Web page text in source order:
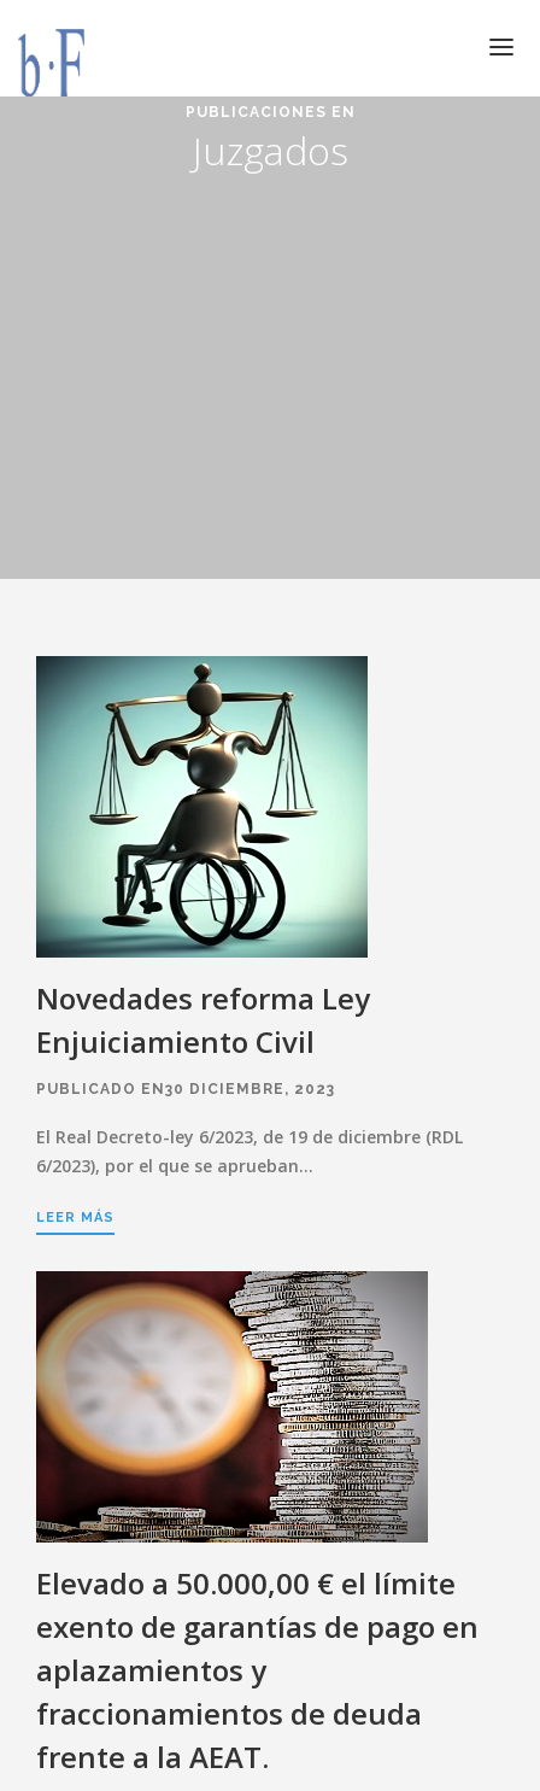
PUBLICACIONES EN
Juzgados
Novedades reforma Ley
Enjuiciamiento Civil
PUBLICADO EN30 DICIEMBRE, 2023
El Real Decreto-ley 6/2023, de 19 de diciembre (RDL
6/2023), por el que se aprueban…
LEER MÁS
Elevado a 50.000,00 € el límite
exento de garantías de pago en
aplazamientos y
fraccionamientos de deuda
frente a la AEAT.